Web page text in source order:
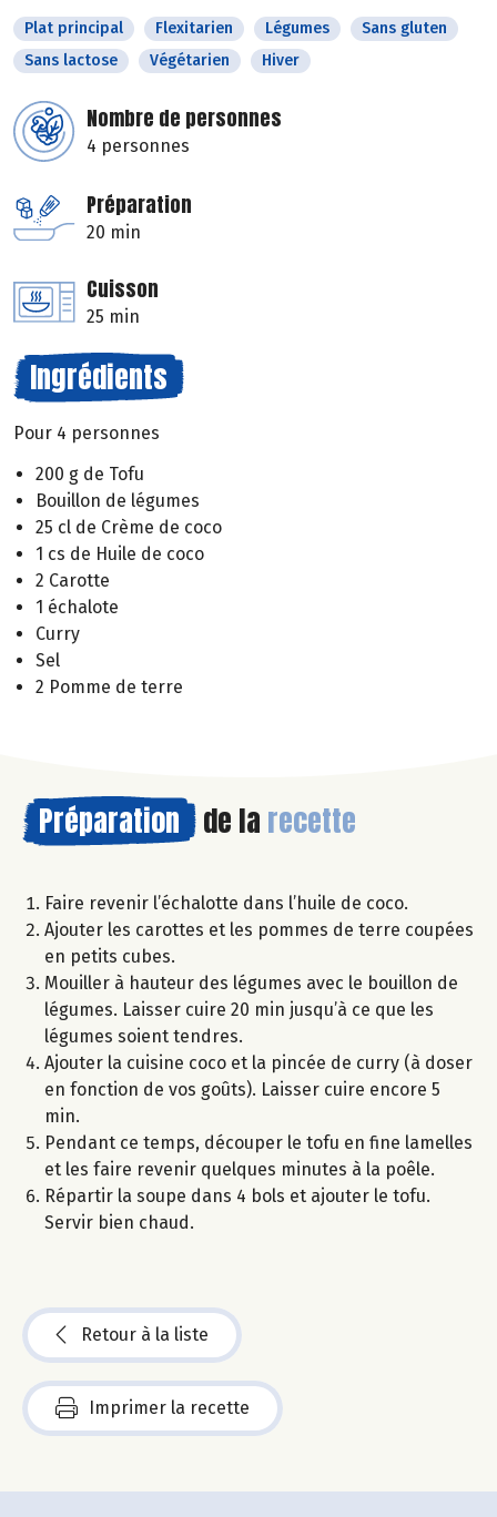
Plat principal Flexitarien Légumes
Sans gluten
Sans lactose
Végétarien Hiver
Nombre de personnes
4 personnes
Préparation
20 min
Cuisson
25 min
Ingrédients
Pour 4 personnes
200 g de Tofu
Bouillon de légumes
25 cl de Crème de coco
1 cs de Huile de coco
2 Carotte
1 échalote
Curry
Sel
2 Pomme de terre
Préparation de la recette
Faire revenir l’échalotte dans l’huile de coco.
Ajouter les carottes et les pommes de terre coupées
en petits cubes.
Mouiller à hauteur des légumes avec le bouillon de
légumes. Laisser cuire 20 min jusqu’à ce que les
légumes soient tendres.
Ajouter la cuisine coco et la pincée de curry (à doser
en fonction de vos goûts). Laisser cuire encore 5
min.
Pendant ce temps, découper le tofu en fine lamelles
et les faire revenir quelques minutes à la poêle.
Répartir la soupe dans 4 bols et ajouter le tofu.
Servir bien chaud.
Retour à la liste
Imprimer la recette